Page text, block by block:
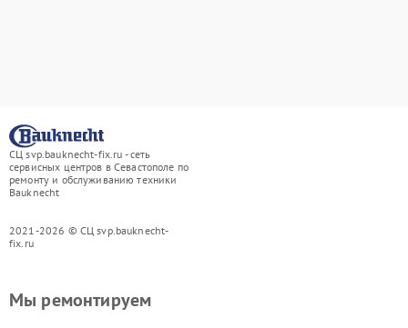
СЦ svp.bauknecht-fix.ru - сеть
сервисных центров в Севастополе по
ремонту и обслуживанию техники
Bauknecht
2021-2026 © СЦ svp.bauknecht-
fix.ru
Мы ремонтируем